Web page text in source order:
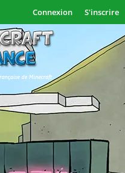
Connexion S'inscrire